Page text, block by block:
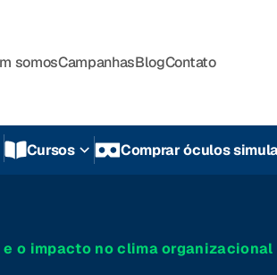
somosCampanhasBlogContato
Cursos Comprar óculos
o impacto no clima organizacional